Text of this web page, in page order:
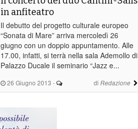
26 Giugno 2013 - di Redazione
in anfiteatro
Il debutto del progetto culturale europeo
“Sonata di Mare” arriva mercoledì 26
giugno con un doppio appuntamento. Alle
17.00, infatti, si terrà nella sala Ademollo di
Palazzo Ducale il seminario “Jazz e...